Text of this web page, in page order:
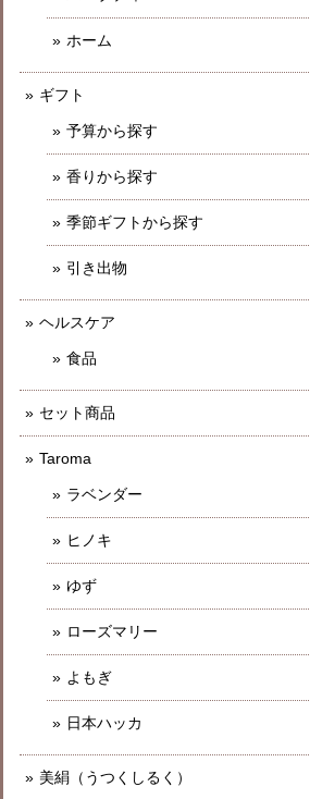
ホーム
ギフト
予算から探す
香りから探す
季節ギフトから探す
引き出物
ヘルスケア
食品
セット商品
Taroma
ラベンダー
ヒノキ
ゆず
ローズマリー
よもぎ
日本ハッカ
美絹（うつくしるく）